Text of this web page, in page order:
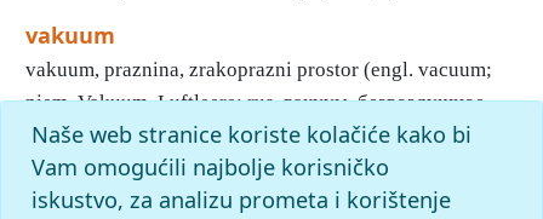
vakuum
vakuum, praznina, zrakoprazni prostor (engl. vacuum;
njem. Vakuum, Luftleere; rus. вакуум, безвоздушное ...
slovov: pronađenih odgovora: 341; vrijeme izvršavanja
Naše web stranice koriste kolačiće kako bi
Vam omogućili najbolje korisničko
iskustvo, za analizu prometa i korištenje